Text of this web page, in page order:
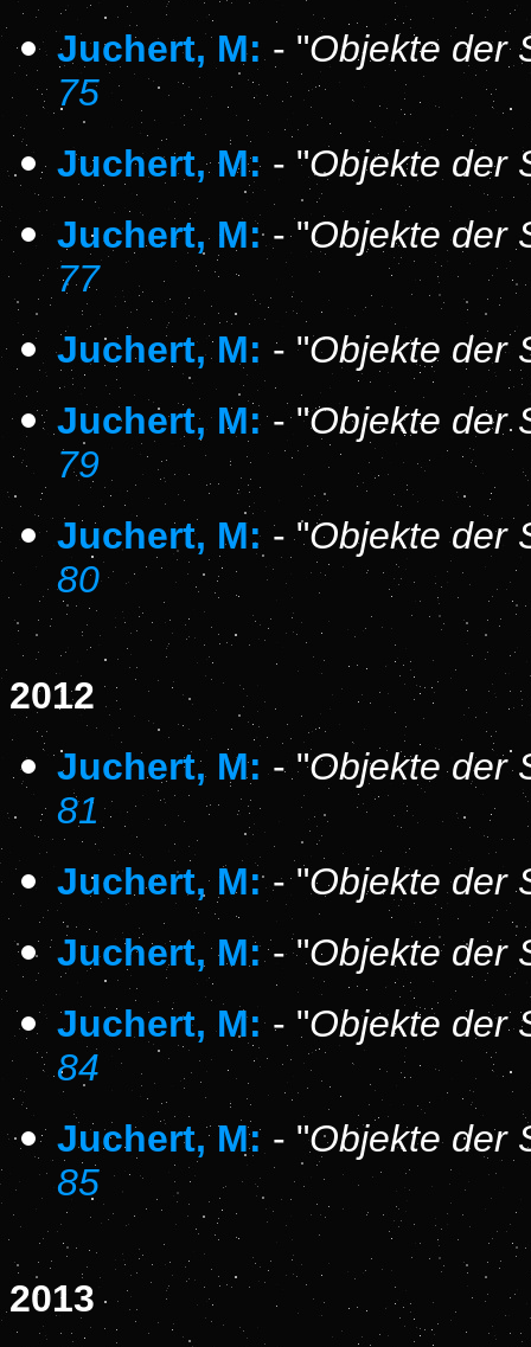
Juchert, M:- "Objekte der
75
Juchert, M: - "Objekte der
Juchert, M:- "Objekte der
77
Juchert, M: - "Objekte der
Juchert, M:- "Objekte der
79
Juchert, M: - "Objekte der
80
2012
Juchert, M: - "Objekte der
81
Juchert, M:- "Objekte der
Juchert, M:- "Objekte der
Juchert, M:- "Objekte der
84
Juchert, M: - "Objekte der
85
2013